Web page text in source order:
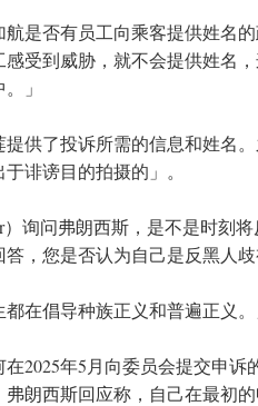
是否有员工向乘客提供姓名
受到威胁，就不会提供姓名
」
供了投诉所需的信息和姓名
诽谤目的拍摄的」。
）询问弗朗西斯，是不是时刻
答，您是否认为自己是反黑人
在倡导种族正义和普遍正义
2025年5月向委员会提交申诉
朗西斯回应称，自己在最初